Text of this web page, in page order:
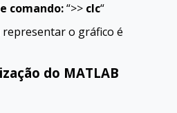
comando:“>> clc“
o gráfico é
do MATLAB